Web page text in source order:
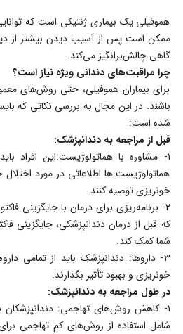
هموفیلی یک بیماری ژنتیکی است که
ممکن است پس از آسیب دیدن بیشتر از
گاهی چالش‌برانگیز می‌کند.
چرا مراقبت‌های دندانی ویژه نیاز است؟
برای بیماران هموفیلی، حتی روش‌های
باشند. در این مجال به بررسی نکاتی که
شده است:
قبل از مراجعه به دندانپزشک:
۱- مشاوره با هماتولوژیست:این افراد
هماتولوژیست ها اطلاعاتی در مورد
خونریزی توصیه کنند.
۲- برنامه‌ریزی برای درمان با جایگزینی
که قبل از درمان دندانپزشکی، جایگزینی
شما کمک کند.
۳- داروها: دندانپزشک باید از تمامی
خونریزی و بهبود تأثیر بگذارند.
در طول مراجعه به دندانپزشک:
۱- کاهش روش‌های تهاجمی: دندانپزشکان
شامل استفاده از روش‌های کم تهاجمی